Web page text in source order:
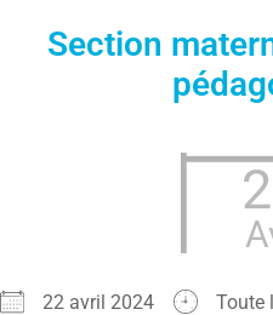
Section
22 avril 2024
Toute